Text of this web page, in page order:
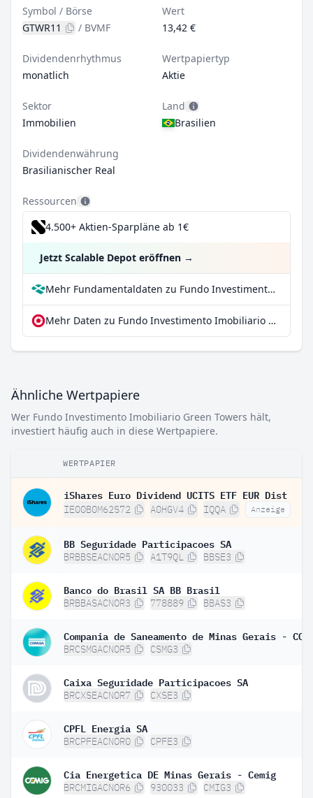
Symbol / Börse
GTWR11
/ BVMF
Wert
13,42 €
Dividendenrhythmus
monatlich
Wertpapiertyp
Aktie
Sektor
Immobilien
Land
Brasilien
Dividendenwährung
Brasilianischer Real
Ressourcen
4.500+ Aktien-Sparpläne ab 1€
Jetzt Scalable Depot eröffnen →
Mehr Fundamentaldaten zu Fundo Investimento Imobiliario Green Towers bei Parqet
Mehr Daten zu Fundo Investimento Imobiliario Green Towers bei extraETF
Ähnliche Wertpapiere
Wer Fundo Investimento Imobiliario Green Towers hält,
investiert häufig auch in diese Wertpapiere.
WERTPAPIER
iShares Euro Dividend UCITS ETF EUR Dist
IE00B0M62S72 A0HGV4 IQQA Anzeige
BB Seguridade Participacoes SA
BRBBSEACNOR5 A1T9QL BBSE3
Banco do Brasil SA BB Brasil
BRBBASACNOR3 778889 BBAS3
BRCSMGACNOR5 CSMG3
Caixa Seguridade Participacoes SA
BRCXSEACNOR7 CXSE3
CPFL Energia SA
BRCPFEACNOR0 CPFE3
Cia Energetica DE Minas Gerais - Cemig
BRCMIGACNOR6 930033 CMIG3